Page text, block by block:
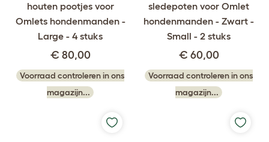
houten pootjes voor
Omlets hondenmanden -
Large - 4 stuks
€ 80,00
Voorraad controleren in ons
magazijn...
sledepoten voor Omlet
hondenmanden - Zwart -
Small - 2 stuks
€ 60,00
Voorraad controleren in ons
magazijn...